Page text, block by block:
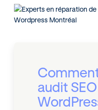
audit